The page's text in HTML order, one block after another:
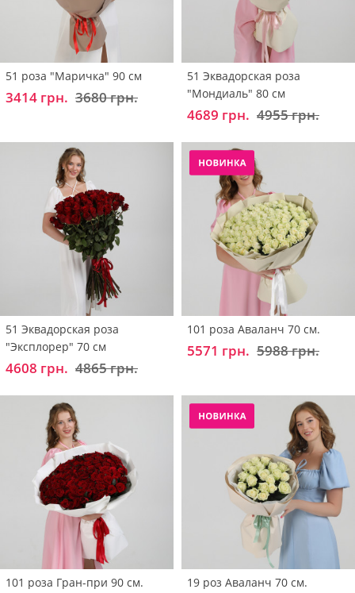
51 роза "Маричка" 90 см
3414 грн. 3680 грн.
51 Эквадорская роза
"Мондиаль" 80 см
4689 грн. 4955 грн.
51 Эквадорская роза
"Эксплорер" 70 см
4608 грн. 4865 грн.
101 роза Аваланч 70 см.
5571 грн. 5988 грн.
101 роза Гран-при 90 см. 19 роз Аваланч 70 см.